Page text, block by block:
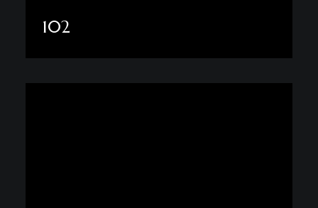
102
Daha fazla göster